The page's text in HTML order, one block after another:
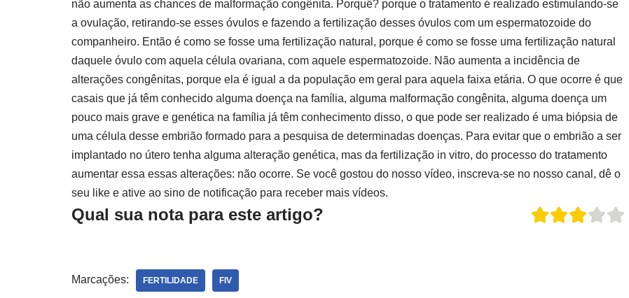
não aumenta as chances de malformação congênita. Porquê? porque o tratamento é realizado estimulando-se
a ovulação, retirando-se esses óvulos e fazendo a fertilização desses óvulos com um espermatozoide do
companheiro. Então é como se fosse uma fertilização natural, porque é como se fosse uma fertilização natural
daquele óvulo com aquela célula ovariana, com aquele espermatozoide. Não aumenta a incidência de
alterações congênitas, porque ela é igual a da população em geral para aquela faixa etária. O que ocorre é que
casais que já têm conhecido alguma doença na família, alguma malformação congênita, alguma doença um
pouco mais grave e genética na família já têm conhecimento disso, o que pode ser realizado é uma biópsia de
uma célula desse embrião formado para a pesquisa de determinadas doenças. Para evitar que o embrião a ser
implantado no útero tenha alguma alteração genética, mas da fertilização in vitro, do processo do tratamento
aumentar essa essas alterações: não ocorre. Se você gostou do nosso vídeo, inscreva-se no nosso canal, dê o
seu like e ative ao sino de notificação para receber mais vídeos.
Qual sua nota para este artigo?
Marcações: FERTILIDADE FIV